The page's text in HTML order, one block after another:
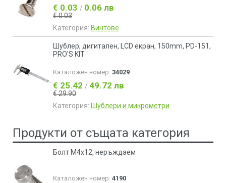
€ 0.03 / 0.06 лв
€ 0.03
Категория: Винтове
Шублер, дигитален, LCD екран, 150mm, PD-151,
PRO'S KIT
Каталожен номер: 34029
€ 25.42 / 49.72 лв
€ 29.90
Категория: Шублери и микрометри
Продукти от същата категория
Болт М4х12, неръждаем
Каталожен номер: 4190